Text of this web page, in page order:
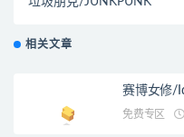
相关文章
赛博女修/
免费专区